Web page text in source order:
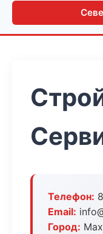
Телефон:
Email:
Город: